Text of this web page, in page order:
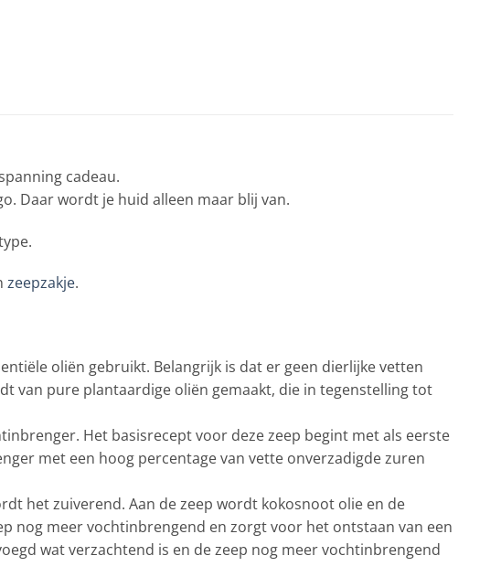
cadeau.
Daar wordt je huid alleen maar blij van.
zeepzakje.
oliën gebruikt. Belangrijk is dat er geen dierlijke vetten
van pure plantaardige oliën gemaakt, die in tegenstelling tot
Het basisrecept voor deze zeep begint met als eerste
met een hoog percentage van vette onverzadigde zuren
het zuiverend. Aan de zeep wordt kokosnoot olie en de
nog meer vochtinbrengend en zorgt voor het ontstaan van een
wat verzachtend is en de zeep nog meer vochtinbrengend